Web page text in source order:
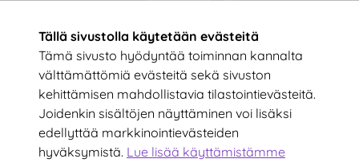
Tällä sivustolla käytetään evästeitä
Tämä sivusto hyödyntää toiminnan kannalta
välttämättömiä evästeitä sekä sivuston
kehittämisen mahdollistavia tilastointievästeitä.
Joidenkin sisältöjen näyttäminen voi lisäksi
edellyttää markkinointievästeiden
hyväksymistä. Lue lisää käyttämistämme
Tilaa uutiskirje!